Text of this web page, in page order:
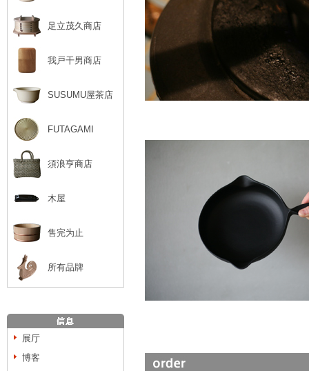
足立茂久商店
我戸干男商店
SUSUMU屋茶店
FUTAGAMI
須浪亨商店
木屋
售完为止
所有品牌
展厅
博客